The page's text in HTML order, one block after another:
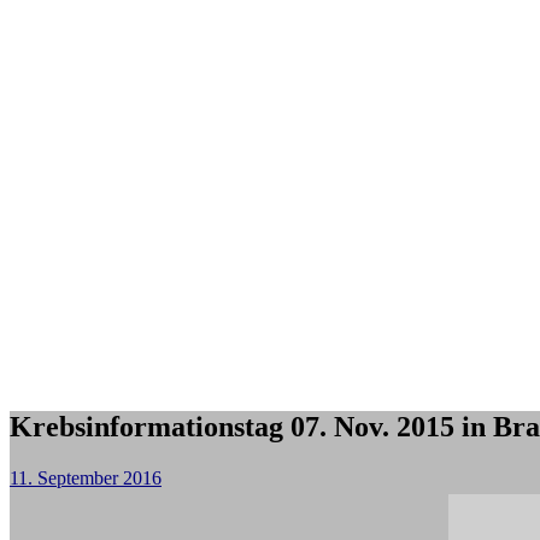
Krebsinformationstag 07. Nov. 2015 in
11. September 2016